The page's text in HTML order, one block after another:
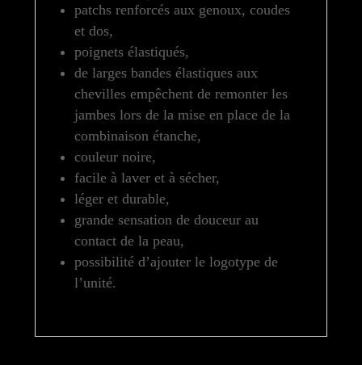
patchs renforcés aux genoux, coudes
et dos,
poignets élastiqués,
de larges bandes élastiques aux
chevilles empêchent de remonter les
jambes lors de la mise en place de la
combinaison étanche,
couleur noire,
facile à laver et à sécher,
léger et durable,
grande sensation de douceur au
contact de la peau,
possibilité d’ajouter le logotype de
l’unité.